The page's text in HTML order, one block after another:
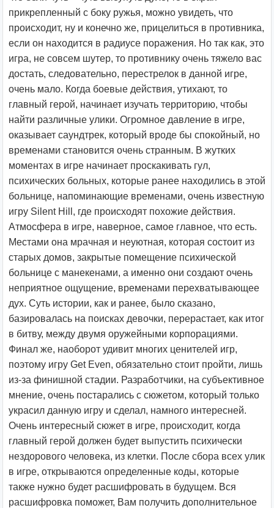
прикрепленный с боку ружья, можно увидеть, что
происходит, ну и конечно же, прицелиться в противника,
если он находится в радиусе поражения. Но так как, это
игра, не совсем шутер, то противнику очень тяжело вас
достать, следовательно, перестрелок в данной игре,
очень мало. Когда боевые действия, утихают, то
главный герой, начинает изучать территорию, чтобы
найти различные улики. Огромное давление в игре,
оказывает саундтрек, который вроде бы спокойный, но
временами становится очень странным. В жутких
моментах в игре начинает проскакивать гул,
психических больных, которые ранее находились в этой
больнице, напоминающие временами, очень известную
игру Silent Hill, где происходят похожие действия.
Атмосфера в игре, наверное, самое главное, что есть.
Местами она мрачная и неуютная, которая состоит из
старых домов, закрытые помещение психической
больнице с манекенами, а именно они создают очень
неприятное ощущение, временами перехватывающее
дух. Суть истории, как и ранее, было сказано,
базировалась на поисках девочки, перерастает, как итог
в битву, между двумя оружейными корпорациями.
Финал же, наоборот удивит многих ценителей игр,
поэтому игру Get Even, обязательно стоит пройти, лишь
из-за финишной стадии. Разработчики, на субъективное
мнение, очень постарались с сюжетом, который только
украсил данную игру и сделал, намного интересней.
Очень интересный сюжет в игре, происходит, когда
главный герой должен будет выпустить психически
нездорового человека, из клетки. После сбора всех улик
в игре, открываются определенные коды, которые
также нужно будет расшифровать в будущем. Вся
расшифровка поможет, Вам получить дополнительное